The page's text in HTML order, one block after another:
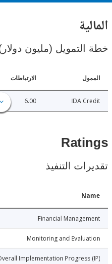
(مليون دولار)
الارتباطات
IDA
التنفيذ
Financial
Monitoring and
Overall Implementation